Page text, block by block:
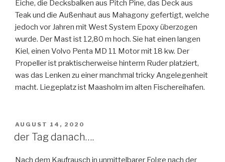
Eiche, die Decksbalken aus Pitch Pine, das Deck aus
Teak und die Außenhaut aus Mahagony gefertigt, welche
jedoch vor Jahren mit West System Epoxy überzogen
wurde. Der Mast ist 12,80 m hoch. Sie hat einen langen
Kiel, einen Volvo Penta MD 11 Motor mit 18 kw. Der
Propeller ist praktischerweise hinterm Ruder platziert,
was das Lenken zu einer manchmal tricky Angelegenheit
macht. Liegeplatz ist Maasholm im alten Fischereihafen.
VERÖFFENTLICHT
AM
AUGUST 14, 2020
der Tag danach….
Nach dem Kaufrausch in unmittelbarer Folge nach der